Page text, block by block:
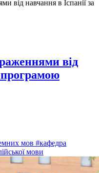
від навчання в Іспанії за
від
програмою
мов #кафедра
мови